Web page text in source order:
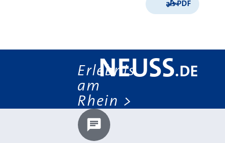
als PDF
Erlebnis
am
Rhein
NEUSS.DE
Chatbot laden?